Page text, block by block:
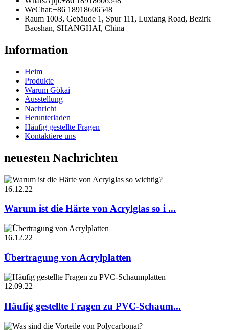
WeChat:+86 18918606548
Raum 1003, Gebäude 1, Spur 111, Luxiang Road, Bezirk
Baoshan, SHANGHAI, China
Information
Heim
Produkte
Warum Gökai
Ausstellung
Nachricht
Herunterladen
Häufig gestellte Fragen
Kontaktiere uns
neuesten Nachrichten
16.12.22
Warum ist die Härte von Acrylglas so i ...
16.12.22
Übertragung von Acrylplatten
12.09.22
Häufig gestellte Fragen zu PVC-Schaum...